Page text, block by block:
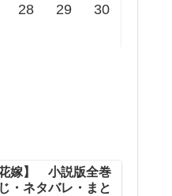
28 29
30
花嫁】 小説版全巻
・ネタバレ・まと